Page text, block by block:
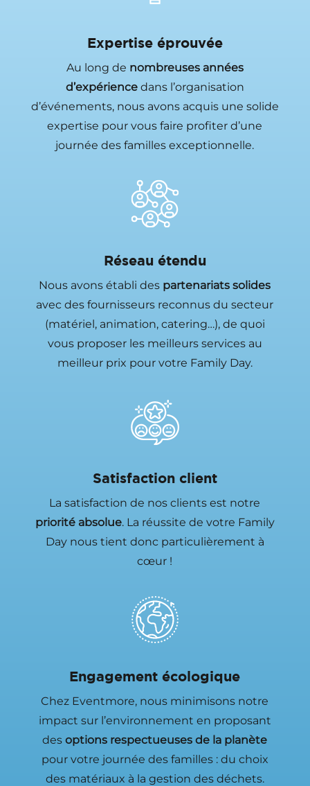
Expertise éprouvée
Au long de nombreuses années
d’expériencedans l’organisation
d’événements, nous avons acquis une solide
expertise pour vous faire profiter d’une
journée des familles exceptionnelle.
Réseau étendu
Nous avons établi des partenariats solides
avec des fournisseurs reconnus du secteur
(matériel, animation, catering…), de quoi
vous proposer les meilleurs services au
meilleur prix pour votre Family Day.
Satisfaction client
La satisfaction de nos clients est notre
priorité absolue. La réussite de votre Family
Day nous tient donc particulièrement à
cœur !
Engagement écologique
Chez Eventmore, nous minimisons notre
impact sur l’environnement en proposant
desoptions respectueuses de la planète
pour votre journée des familles : du choix
des matériaux à la gestion des déchets.